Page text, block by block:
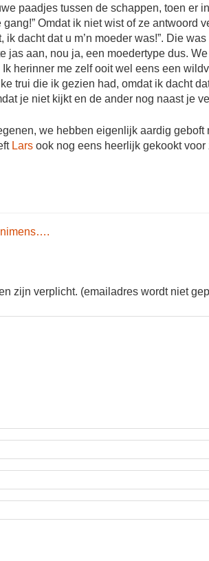
paadjes tussen de schappen, toen er
Omdat ik niet wist of ze antwoord
ik dacht dat u m’n moeder was!”. Die
jas aan, nou ja, een moedertype dus.
herinner me zelf ooit wel eens een
trui die ik gezien had, omdat ik dacht
je niet kijkt en de ander nog naast je
we hebben eigenlijk aardig
Lars ook nog eens heerlijk gekookt
zijn verplicht. (emailadres wordt niet